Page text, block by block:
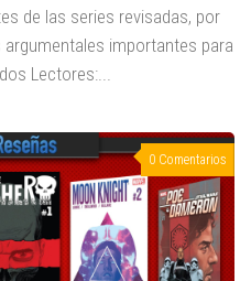
de las series revisadas, por
importantes para
Lectores:...
0 Comentarios